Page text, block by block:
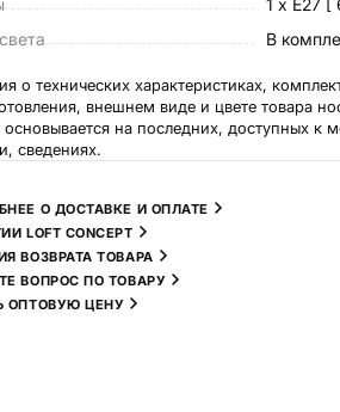
1 х E27
в
о технических характеристиках,
внешнем виде и цвете товара
основывается на последних, доступных к
сведениях.
О ДОСТАВКЕ И ОПЛАТЕ
LOFT CONCEPT
ВОЗВРАТА ТОВАРА
ВОПРОС ПО ТОВАРУ
ОПТОВУЮ ЦЕНУ